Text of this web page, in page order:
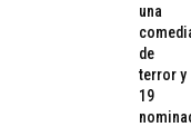
una
de
terror y
19